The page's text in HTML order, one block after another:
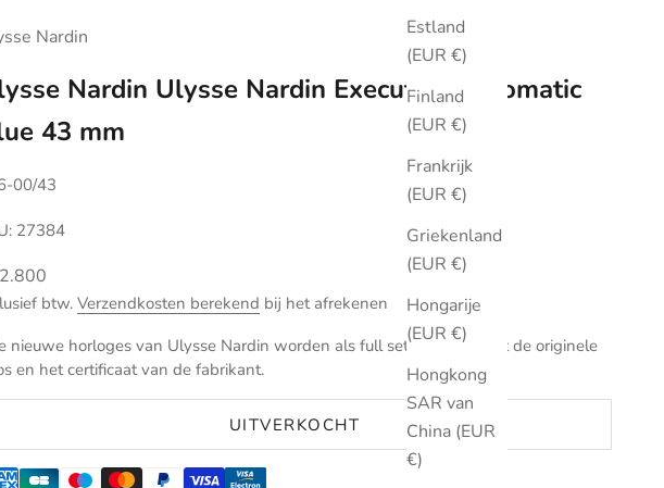
Estland
(EUR €)
Finland
(EUR €)
Frankrijk
(EUR €)
Griekenland
(EUR €)
Hongarije
(EUR €)
Hongkong
SAR van
China (EUR
€)
Nardin
Nardin Ulysse Nardin Executive Automatic
43 mm
00/43
27384
btw. Verzendkosten berekend bij het afrekenen
nieuwe horloges van Ulysse Nardin worden als full set verkocht met de originele
en het certificaat van de fabrikant.
UITVERKOCHT